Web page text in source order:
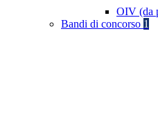
OIV (da
Bandi di concorso 1